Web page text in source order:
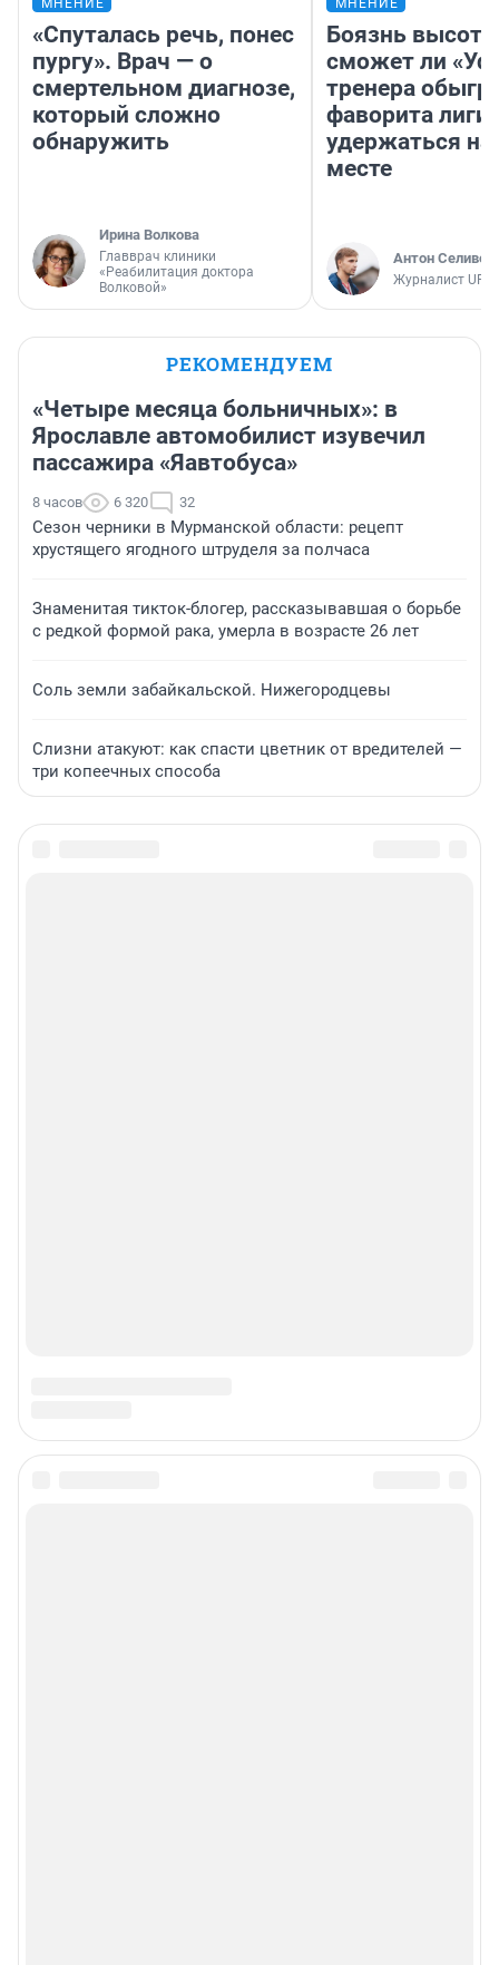
«Спуталась речь, понес
пургу». Врач — о
смертельном диагнозе,
который сложно
обнаружить
Ирина Волкова
Главврач клиники
«Реабилитация доктора
Волковой»
Боязнь
сможет ли
тренера
фаворита лиги
удержаться
месте
Антон
Журналист
РЕКОМЕНДУЕМ
«Четыре месяца больничных»: в
Ярославле автомобилист изувечил
пассажира «Яавтобуса»
8 часов 6 320 32
Сезон черники в Мурманской области: рецепт
хрустящего ягодного штруделя за полчаса
Знаменитая тикток-блогер, рассказывавшая о борьбе
с редкой формой рака, умерла в возрасте 26 лет
Соль земли забайкальской. Нижегородцевы
Слизни атакуют: как спасти цветник от вредителей —
три копеечных способа